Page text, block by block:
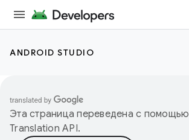
ANDROID STUDIO
Эта страница переведена с помощью
Translation API.